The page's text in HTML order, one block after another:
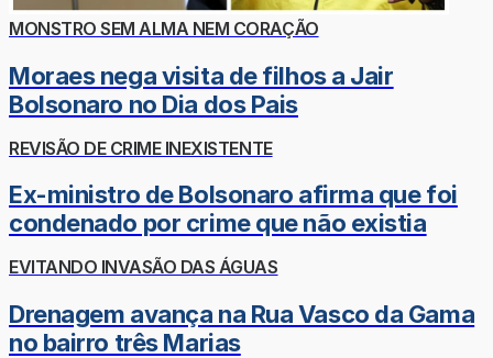
MONSTRO SEM ALMA NEM CORAÇÃO
Moraes nega visita de filhos a Jair
Bolsonaro no Dia dos Pais
REVISÃO DE CRIME INEXISTENTE
Ex-ministro de Bolsonaro afirma que foi
condenado por crime que não existia
EVITANDO INVASÃO DAS ÁGUAS
Drenagem avança na Rua Vasco da Gama
no bairro três Marias